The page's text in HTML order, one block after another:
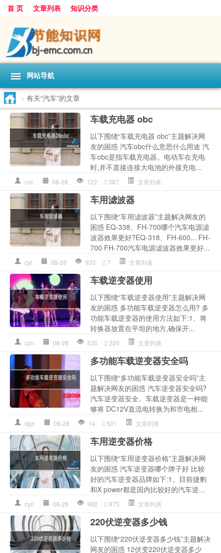
首 页 文章列表 知识分类
网站导航
> 有关“汽车”的文章
车载充电器 obc
以下围绕“车载充电器 obc”主题解决网
友的困惑 汽车obc什么意思什么用途 汽
车obc是指车载充电器。电动车在充电
时,并不直接连接大电池的外接充电...
czc 08-28 122 387 文章列表
车用滤波器
以下围绕“车用滤波器”主题解决网友的
困惑 EQ-338、FH-700哪个汽车电源滤
波器效果更好?EQ-318、FH-600... FH-
700 FH-700汽车电源滤波器效果更好...
cyl 08-28 933 7 文章列表
车载逆变器使用
以下围绕“车载逆变器使用”主题解决网
友的困惑 多功能车载逆变器怎么用? 多
功能车载逆变器的使用方法如下:1、将
转换器放置在平坦的地方,确保开...
czn 08-28 535 220 文章列表
多功能车载逆变器安全吗
以下围绕“多功能车载逆变器安全吗”主
题解决网友的困惑 汽车逆变器安全吗?
汽车逆变器安全。车载逆变器是一种能
够将 DC12V直流电转换为和市电相...
dgn 08-28 14 501 文章列表
车用逆变器价格
以下围绕“车用逆变器价格”主题解决网
友的困惑 汽车逆变器哪个牌子好 比较
好的汽车逆变器品牌如下:1。目前捷豹
和X power都是国内比较好的汽车逆...
cyn 08-28 982 875 文章列表
220伏逆变器多少钱
以下围绕“220伏逆变器多少钱”主题解决
网友的困惑 12伏变220伏逆变器多少